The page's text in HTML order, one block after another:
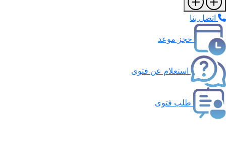
اتصل بنا
حجز موعد
استعلام عن فتوى
طلب فتوى